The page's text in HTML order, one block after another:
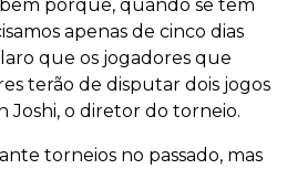
porque, quando se tem
apenas de cinco dias
que os jogadores que
terão de disputar dois jogos
Joshi, o diretor do torneio.
torneios no passado, mas